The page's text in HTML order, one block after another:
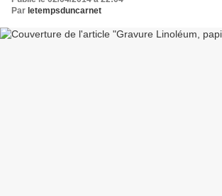
Par letempsduncarnet